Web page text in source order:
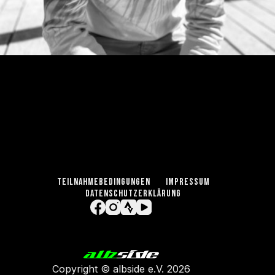
TEILNAHMEBEDINGUNGEN
IMPRESSUM
DATENSCHUTZERKLÄRUNG
Copyright © albside e.V. 2026